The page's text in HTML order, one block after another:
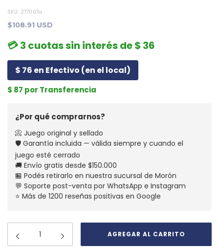
SKU: 277007a
$108.91 USD
💳 3 cuotas sin interés de $ 36
$ 76 en Efectivo (en el local)
$ 87 por Transferencia
¿Por qué comprarnos?
📀 Juego original y sellado
🛡️ Garantía incluida — válida siempre y cuando el
juego esté cerrado
🚚 Envío gratis desde $150.000
🏪 Podés retirarlo en nuestra sucursal de Morón
💬 Soporte post-venta por WhatsApp e Instagram
⭐ Más de 1200 reseñas positivas en Google